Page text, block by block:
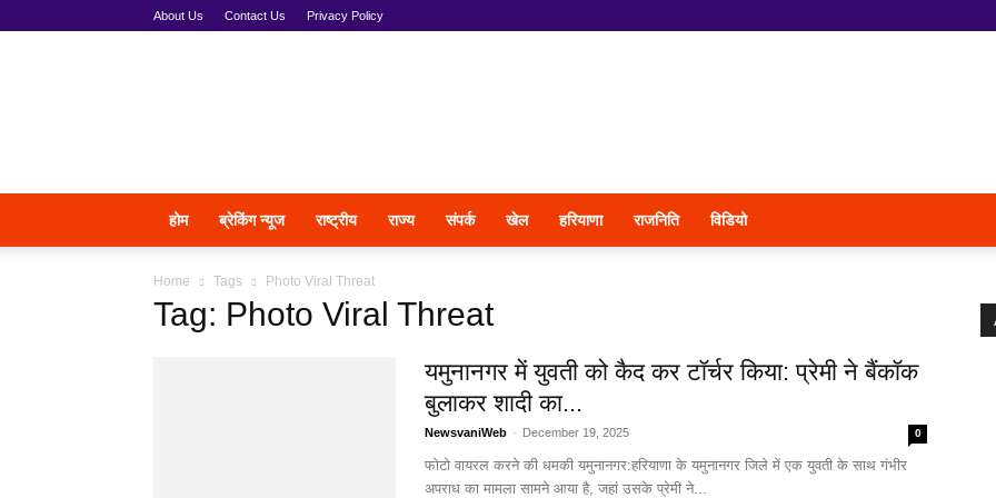
About Us Contact Us Privacy Policy
होम ब्रेकिंग न्यूज राष्ट्रीय राज्य संपर्क खेल हरियाणा राजनिति विडियो
Home Tags Photo Viral Threat
Tag: Photo Viral Threat
यमुनानगर में युवती को कैद कर टॉर्चर किया: प्रेमी ने बैंकॉक
बुलाकर शादी का...
NewsvaniWeb - December 19, 2025 0
फोटो वायरल करने की धमकी यमुनानगर:हरियाणा के यमुनानगर जिले में एक युवती के साथ गंभीर
अपराध का मामला सामने आया है, जहां उसके प्रेमी ने...